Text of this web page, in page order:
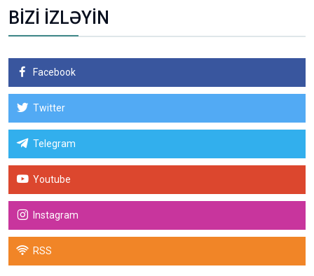
BİZİ İZLƏYİN
Facebook
Twitter
Telegram
Youtube
Instagram
RSS